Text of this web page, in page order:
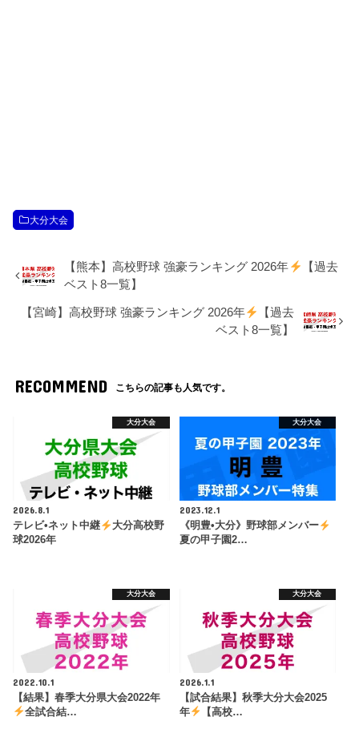
大分大会
【熊本】高校野球 強豪ランキング 2026年
【過去
ベスト8一覧】
【宮崎】高校野球 強豪ランキング 2026年
【過去
ベスト8一覧】
RECOMMEND こちらの記事も人気です。
大分大会
2026.8.1
テレビ•ネット中継
大分高校野
球2026年
大分大会
2023.12.1
《明豊•大分》野球部メンバー
夏の甲子園2…
大分大会
2022.10.1
【結果】春季大分県大会2022年
全試合結…
大分大会
2026.1.1
【試合結果】秋季大分大会2025
年
【高校…